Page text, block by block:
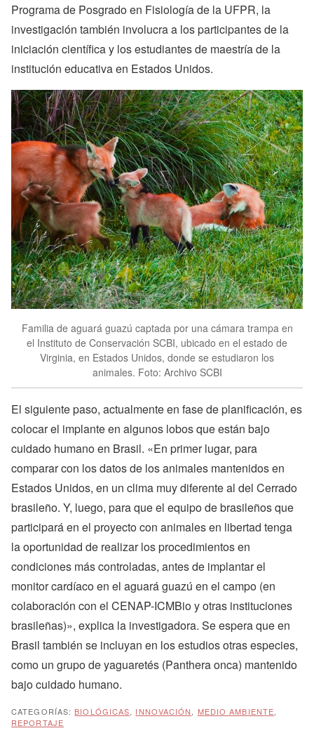
Programa de Posgrado en Fisiología de la UFPR, la
investigación también involucra a los participantes de la
iniciación científica y los estudiantes de maestría de la
institución educativa en Estados Unidos.
Familia de aguará guazú captada por una cámara trampa en
el Instituto de Conservación SCBI, ubicado en el estado de
Virginia, en Estados Unidos, donde se estudiaron los
animales. Foto: Archivo SCBI
El siguiente paso, actualmente en fase de planificación, es
colocar el implante en algunos lobos que están bajo
cuidado humano en Brasil. «En primer lugar, para
comparar con los datos de los animales mantenidos en
Estados Unidos, en un clima muy diferente al del Cerrado
brasileño. Y, luego, para que el equipo de brasileños que
participará en el proyecto con animales en libertad tenga
la oportunidad de realizar los procedimientos en
condiciones más controladas, antes de implantar el
monitor cardíaco en el aguará guazú en el campo (en
colaboración con el CENAP-ICMBio y otras instituciones
brasileñas)», explica la investigadora. Se espera que en
Brasil también se incluyan en los estudios otras especies,
como un grupo de yaguaretés (Panthera onca) mantenido
bajo cuidado humano.
CATEGORÍAS: BIOLÓGICAS INNOVACIÓN MEDIO AMBIENTE
REPORTAJE